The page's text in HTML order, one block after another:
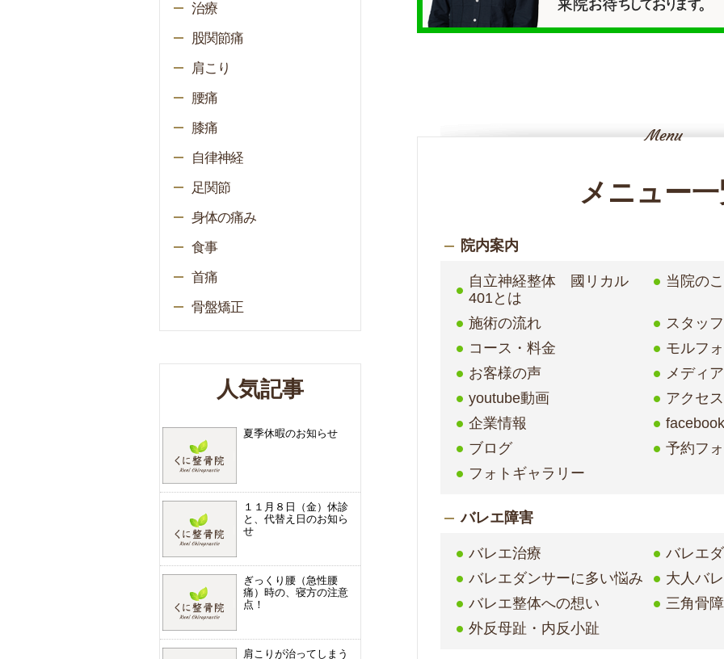
メニュー
院内案内
自立神経整体 國リカル
401とは
当院の
施術の流れ
スタッ
コース・料金
モルフ
お客様の声
メディ
youtube動画
アクセス
企業情報
ブログ
予約フ
フォトギャラリー
バレエ障害
バレエ治療
バレエ
バレエダンサーに多い悩み
大人バ
バレエ整体への想い
三角骨
外反母趾・内反小趾
治療
股関節痛
肩こり
腰痛
膝痛
自律神経
足関節
身体の痛み
食事
首痛
骨盤矯正
人気記事
夏季休暇のお知らせ
１１月８日（金）休診
と、代替え日のお知ら
せ
ぎっくり腰（急性腰
痛）時の、寝方の注意
点！
肩こりが治ってしまう